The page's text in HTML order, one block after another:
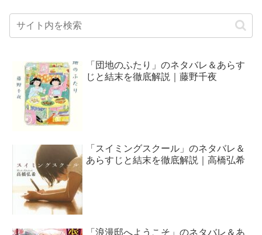
「団地のふたり」のネタバレ＆あらす
じと結末を徹底解説｜藤野千夜
「スイミングスクール」のネタバレ＆
あらすじと結末を徹底解説｜高橋弘希
「浪漫邸へようこそ」のネタバレ＆あ